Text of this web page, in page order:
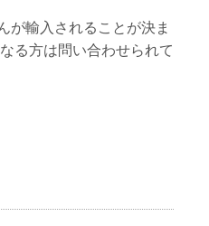
が輸入されることが決ま
る方は問い合わせられて